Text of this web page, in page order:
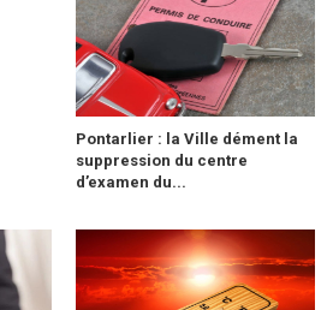
Pontarlier : la Ville dément la
suppression du centre
d’examen du...